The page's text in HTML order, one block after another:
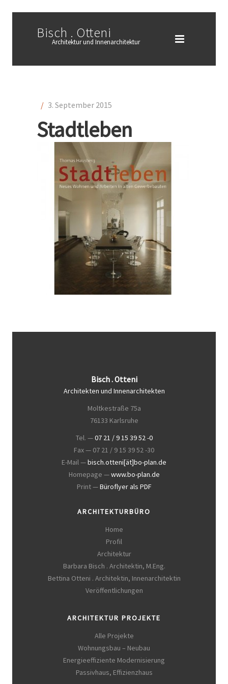
Bisch . Otteni
Architektur und Innenarchitektur
/ 3. September 2015
Stadtleben
Bisch . Otteni
Architekten und Innenarchitekten
Moltkestraße 75a
76133 Karlsruhe
Tel. —07 21 / 9 15 39 52 -0
Fax — 07 21 / 9 15 39 52 -30
E-Mail —bisch.otteni[ät]bo-plan.de
Homepage —www.bo-plan.de
Print —Büroflyer als PDF
ARCHITEKTURBÜRO
Home
Profil
Architektur
Barbara Bisch . Architektin, M.Eng.
Bettina Otteni . Architektin, Innenarchitektin
Veröffentlichungen
ARCHITEKTUR PROJEKTE
Alle Projekte
Wohnungsbau – Neubau
Energieeffiziente Modernisierung
Passivhaus, Effizienzhaus